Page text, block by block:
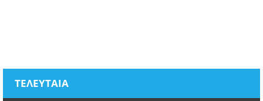
ΤΕΛΕΥΤΑΙΑ